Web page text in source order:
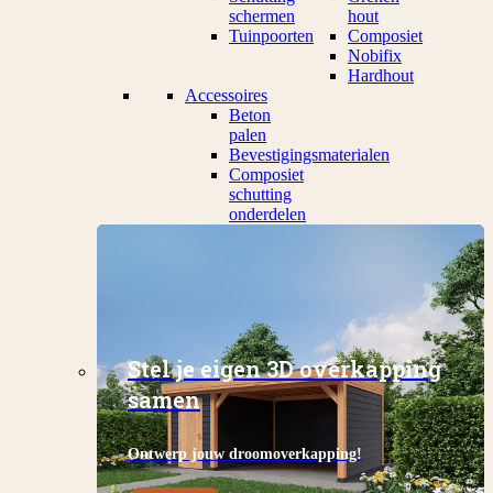
schermen
Tuinpoorten
hout
Composiet
Nobifix
Hardhout
Accessoires
Beton
palen
Bevestigingsmaterialen
Composiet
schutting
onderdelen
Stel je eigen 3D overkapping
samen
Ontwerp jouw droomoverkapping!